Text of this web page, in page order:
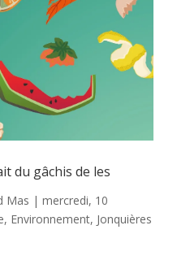
du gâchis de les
Mas | mercredi, 10
, Environnement, Jonquières